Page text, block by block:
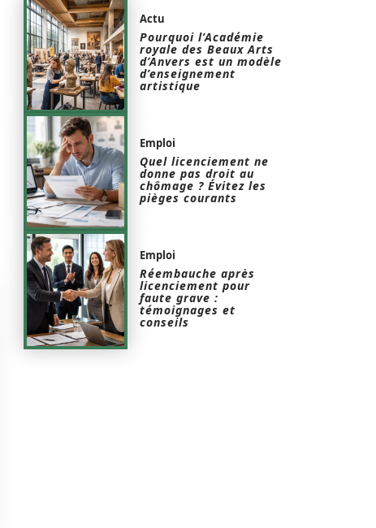
Actu
Pourquoi l’Académie
royale des Beaux Arts
d’Anvers est un modèle
d’enseignement
artistique
Emploi
Quel licenciement ne
donne pas droit au
chômage ? Évitez les
pièges courants
Emploi
Réembauche après
licenciement pour
faute grave :
témoignages et
conseils